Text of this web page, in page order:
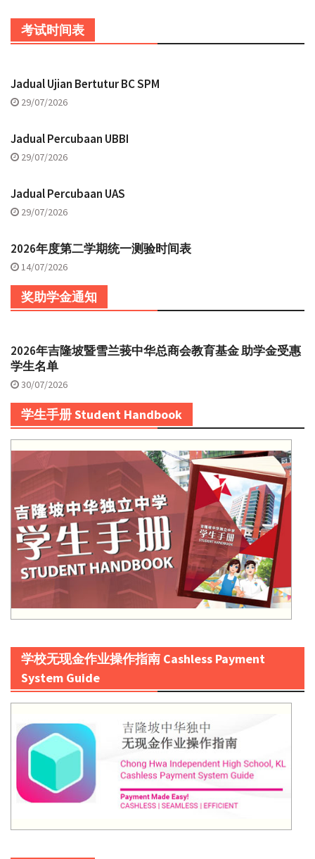
考试时间表
Jadual Ujian Bertutur BC SPM
29/07/2026
Jadual Percubaan UBBI
29/07/2026
Jadual Percubaan UAS
29/07/2026
2026年度第二学期统一测验时间表
14/07/2026
奖助学金通知
2026年吉隆坡暨雪兰莪中华总商会教育基金 助学金受惠
学生名单
30/07/2026
学生手册 Student Handbook
学校无现金作业操作指南 Cashless Payment
System Guide